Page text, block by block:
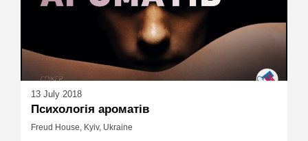
13 July 2018
Психологія ароматів
Freud House, Kyiv, Ukraine